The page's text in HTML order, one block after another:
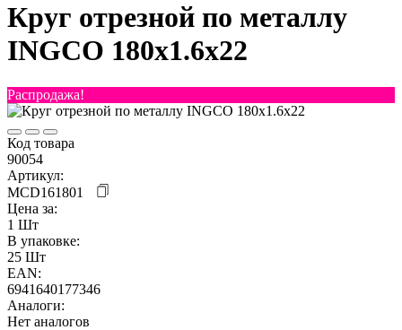
Круг отрезной по металлу
INGCO 180x1.6x22
Распродажа!
Код товара
90054
Артикул:
MCD161801
Цена за:
1 Шт
В упаковке:
25 Шт
EAN:
6941640177346
Аналоги:
Нет аналогов